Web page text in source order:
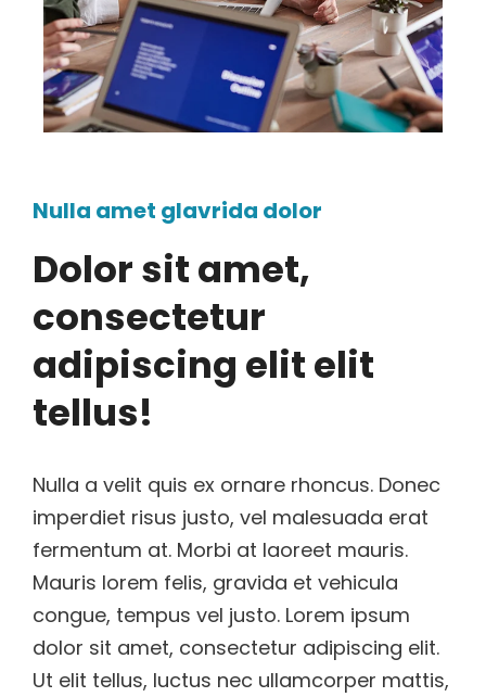
Nulla amet glavrida dolor
Dolor sit amet,
consectetur
adipiscing elit elit
tellus!
Nulla a velit quis ex ornare rhoncus. Donec
imperdiet risus justo, vel malesuada erat
fermentum at. Morbi at laoreet mauris.
Mauris lorem felis, gravida et vehicula
congue, tempus vel justo. Lorem ipsum
dolor sit amet, consectetur adipiscing elit.
Ut elit tellus, luctus nec ullamcorper mattis,